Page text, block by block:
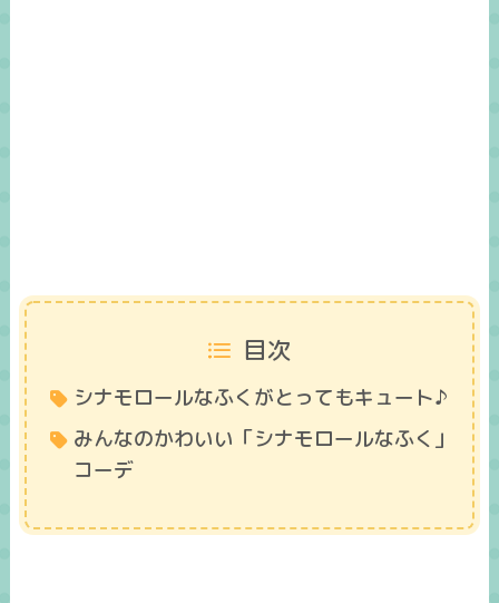
目次
シナモロールなふくがとってもキュート♪
みんなのかわいい「シナモロールなふく」
コーデ